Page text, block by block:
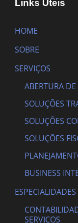
Links Úteis
HOME
SOBRE
SERVIÇOS
ABERTURA DE
SOLUÇÕES
SOLUÇÕES
SOLUÇÕES
BUSINESS
ESPECIALIDADES
SERVIÇOS